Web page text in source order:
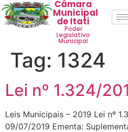
Câmara
Municipal
de Itati
Poder
Legislativo
Municipal
Tag: 1324
Lei nº 1.324/
Leis Municipais – 2019 Lei nº
09/07/2019 Ementa: